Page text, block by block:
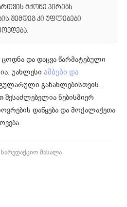
მქონე პირებს.
შემდეგ კი უფლებები
და დაცვა წარმატებული
უახლესი ამბები და
განახლებისთვის.
ნებისმიერ
დაწყება და მოქალაქეთა
მასალა